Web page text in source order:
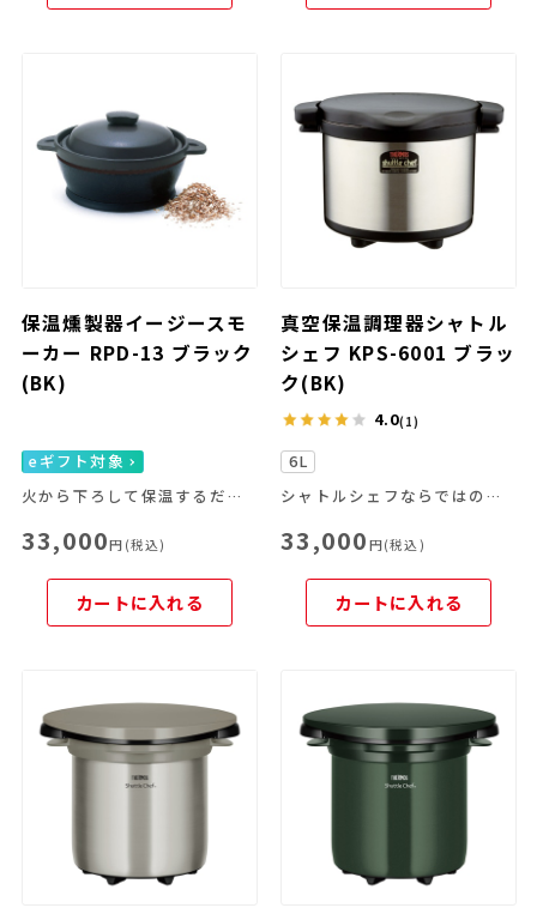
保温燻製器イージースモ
ーカー RPD-13 ブラック
(BK)
eギフト対象
火から下ろして保温するだけで本格的な燻製ができる
33,000円(税込)
カートに入れる
真空保温調理器シャトル
シェフ KPS-6001 ブラッ
ク(BK)
4.0(1)
6L
シャトルシェフならではの便利な機能を豊富なラインナップから
33,000 円(税込)
カートに入れる